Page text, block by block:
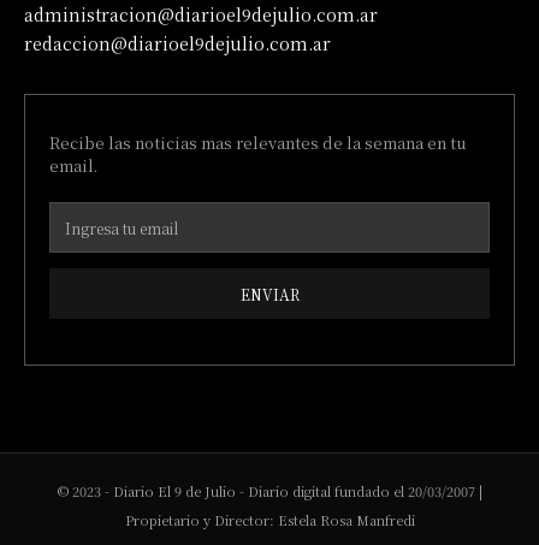
administracion@diarioel9dejulio.com.ar
redaccion@diarioel9dejulio.com.ar
Recibe las noticias mas relevantes de la semana en tu
email.
ENVIAR
© 2023 - Diario El 9 de Julio - Diario digital fundado el 20/03/2007 |
Propietario y Director: Estela Rosa Manfredi